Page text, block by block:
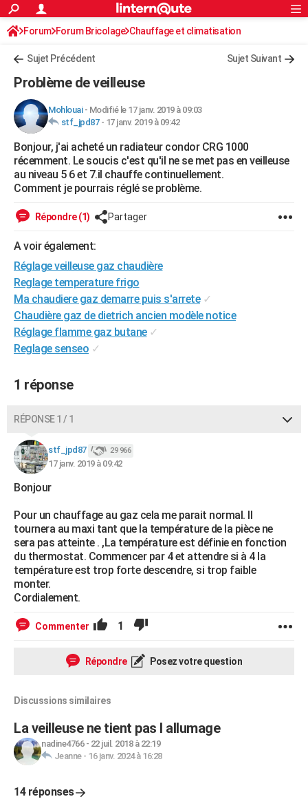
ACTUALITÉS
Politique
Société
Faits Divers
Education
Monde
Villes
+
FINANCE
Retraite
Impôts
Epargne
Immobilier
Risques naturels par ville
Banque
Assurance
Crédit
AUTO
Essais
Réserver un essai
Citadines
Berlines
SUV
Forum auto
+HIGH-TECH
Mobiles
Meilleur smartphone
Internet
Ordinateurs
Jeux vidéo
Guide high-tech
+BRICOLAGE
Forum
Aménagement intérieur
Extérieur
Cuisine
Salle de bains
Jardinage
Rangement
WEEK-END
LIFESTYLE
Art de vivre
Bien-être
Loisirs
Mode
Modes de vie
SANTE
Alimentation
Guide de la santé
Maladies
Médicaments
Sommeil
VOYAGE
Destinations
City break
Voyage nature
Voyage de noces
Forum
Climat
+PHOTO
GUIDES D'ACHAT
BONS PLANS
Dictionnaire
Biographies
Citations
Expressions
Proverbes
PROGRAMME TV
COPAINS D'AVANT
S'inscrire
Se connecter
Lycées
Collèges
Primaires
Universités
Entreprises
Service militaire
Avis de recherche
AVIS DE DÉCÈS
FORUM
Bricolage
Lifestyle
Culture
Sport
Auto
Television
Voyage
Cinema
Rechercher
S'inscrire
Connexion
Forum Forum Bricolage Chauffage et climatisation
Sujet Précédent Sujet Suivant
Problème de veilleuse
Mohlouai- Modifié le 17 janv. 2019 à 09:03
stf_jpd87- 17 janv. 2019 à 09:42
Bonjour, j'ai acheté un radiateur condor CRG 1000
récemment. Le soucis c'est qu'il ne se met pas en veilleuse
au niveau 5 6 et 7.il chauffe continuellement.
Comment je pourrais réglé se problème.
Répondre (1) Partager
A voir également:
Réglage veilleuse gaz chaudière
Reglage temperature frigo
Ma chaudiere gaz demarre puis s'arrete ✓
Chaudière gaz de dietrich ancien modèle notice
Réglage flamme gaz butane ✓
Reglage senseo ✓
1 réponse
RÉPONSE 1 / 1
stf_jpd87 29 966
17 janv. 2019 à 09:42
Bonjour
Pour un chauffage au gaz cela me parait normal. Il
tournera au maxi tant que la température de la pièce ne
sera pas atteinte . ,La température est définie en fonction
du thermostat. Commencer par 4 et attendre si à 4 la
température est trop forte descendre, si trop faible
monter.
Cordialement.
Commenter 1
Répondre Posez votre question
Discussions similaires
La veilleuse ne tient pas l allumage
nadine4766- 22 juil. 2018 à 22:19
Jeanne- 16 janv. 2024 à 16:28
14 réponses